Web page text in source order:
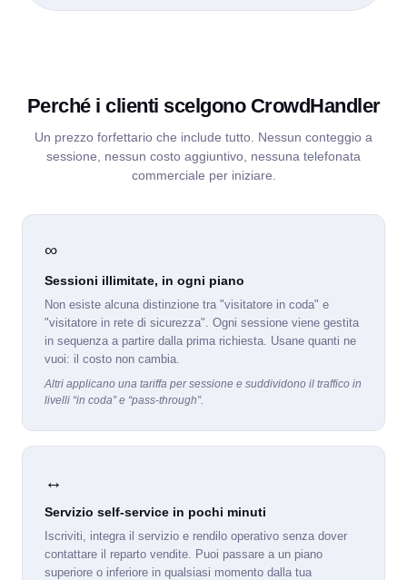
Perché i clienti scelgono CrowdHandler
Un prezzo forfettario che include tutto. Nessun conteggio a
sessione, nessun costo aggiuntivo, nessuna telefonata
commerciale per iniziare.
∞
Sessioni illimitate, in ogni piano
Non esiste alcuna distinzione tra "visitatore in coda" e
"visitatore in rete di sicurezza". Ogni sessione viene gestita
in sequenza a partire dalla prima richiesta. Usane quanti ne
vuoi: il costo non cambia.
Altri applicano una tariffa per sessione e suddividono il traffico in
livelli “in coda” e “pass-through”.
↔
Servizio self-service in pochi minuti
Iscriviti, integra il servizio e rendilo operativo senza dover
contattare il reparto vendite. Puoi passare a un piano
superiore o inferiore in qualsiasi momento dalla tua